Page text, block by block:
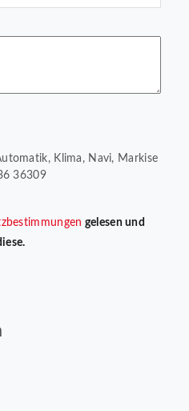
Klima, Navi, Markise
36309
gelesen und